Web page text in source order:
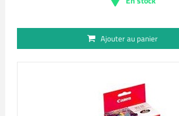
Ajouter au panier